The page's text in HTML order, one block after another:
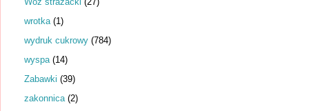
wrotka (1)
wydruk cukrowy (784)
wyspa (14)
Zabawki (39)
zakonnica (2)